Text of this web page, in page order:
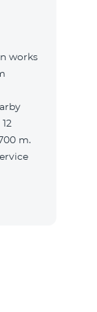
works